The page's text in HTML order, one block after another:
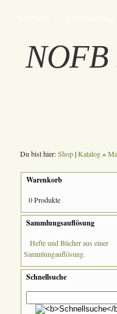
NOFB
Du bist hier:Shop|Katalog»
Warenkorb
0 Produkte
Sammlungsauflösung
Hefte und Bücher aus einer
Sammlungauflösung.
Schnellsuche